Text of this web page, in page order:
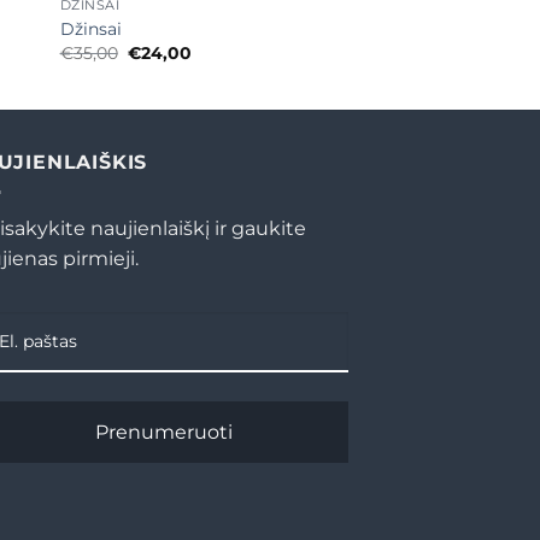
DŽINSAI
Džinsai
€35,00 Original
price
€24,00Current
naujienlaiškį ir gaukite
pirmieji.
Prenumeruoti